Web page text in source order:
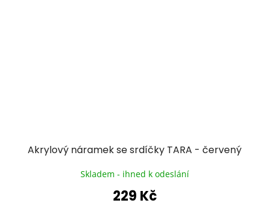
Akrylový náramek se srdíčky TARA - červený
Skladem - ihned k odeslání
229 Kč